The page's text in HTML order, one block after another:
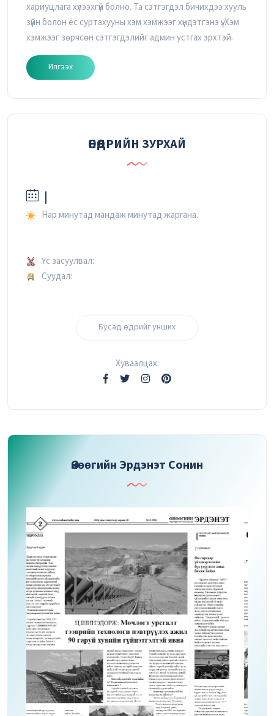
хариуцлага хүлээхгүй болно. Та сэтгэгдэл бичихдээ хууль
зүйн болон ёс суртахууны хэм хэмжээг хүндэтгэнэ үү. Хэм
хэмжээг зөрчсөн сэтгэгдэлийг админ устгах эрхтэй.
Илгээх
ӨНӨӨДРИЙН ЗУРХАЙ
|
Нар минутад мандаж минутад жаргана.
Үс засуулвал:
Суудал:
Бусад өдрийг унших
Хуваалцах:
Өнөөгийн Эрдэнэт Сонин